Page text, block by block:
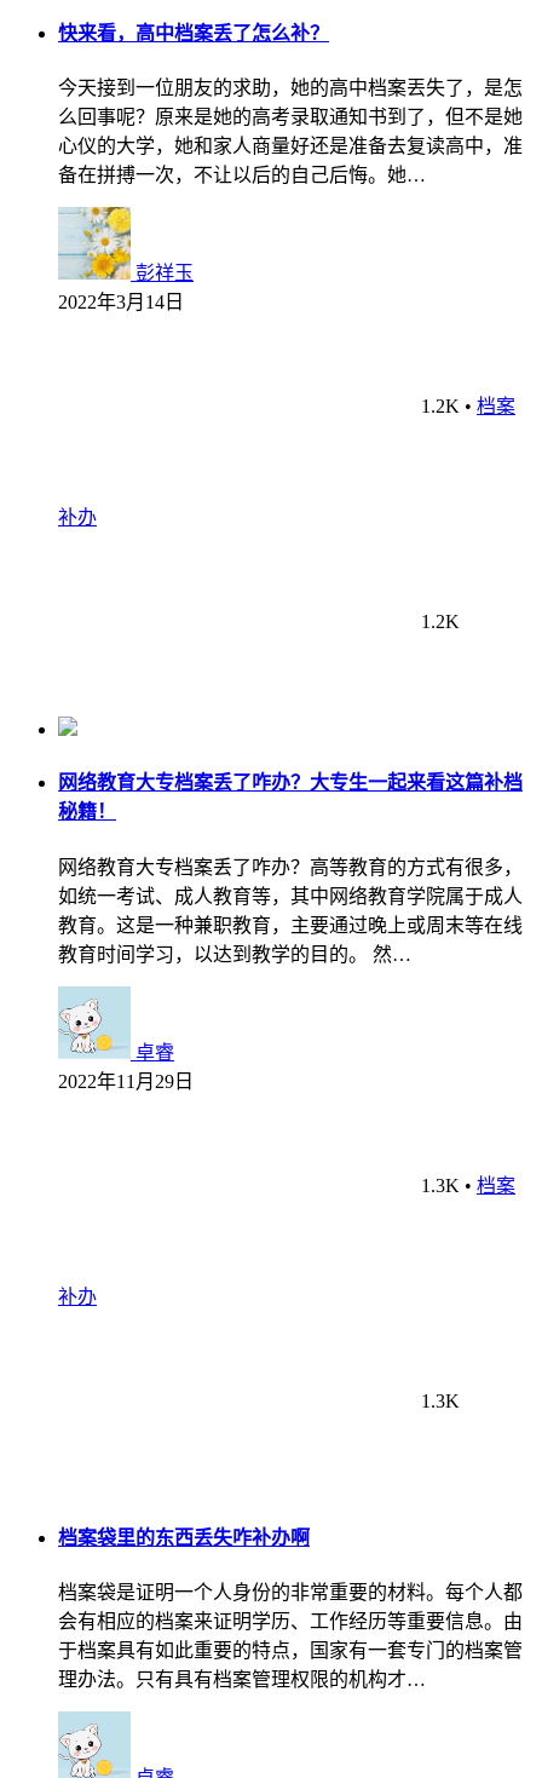
快来看，高中档案丢了怎么补？
今天接到一位朋友的求助，她的高中档案丟失了，是怎
么回事呢？原来是她的高考录取通知书到了，但不是她
心仪的大学，她和家人商量好还是准备去复读高中，准
备在拼搏一次，不让以后的自己后悔。她…
彭祥玉
2022年3月14日
1.2K • 档案
补办
1.2K
网络教育大专档案丢了咋办？大专生一起来看这篇补档
秘籍！
网络教育大专档案丢了咋办？高等教育的方式有很多，
如统一考试、成人教育等，其中网络教育学院属于成人
教育。这是一种兼职教育，主要通过晚上或周末等在线
教育时间学习，以达到教学的目的。 然…
卓睿
2022年11月29日
1.3K • 档案
补办
1.3K
档案袋里的东西丢失咋补办啊
档案袋是证明一个人身份的非常重要的材料。每个人都
会有相应的档案来证明学历、工作经历等重要信息。由
于档案具有如此重要的特点，国家有一套专门的档案管
理办法。只有具有档案管理权限的机构才…